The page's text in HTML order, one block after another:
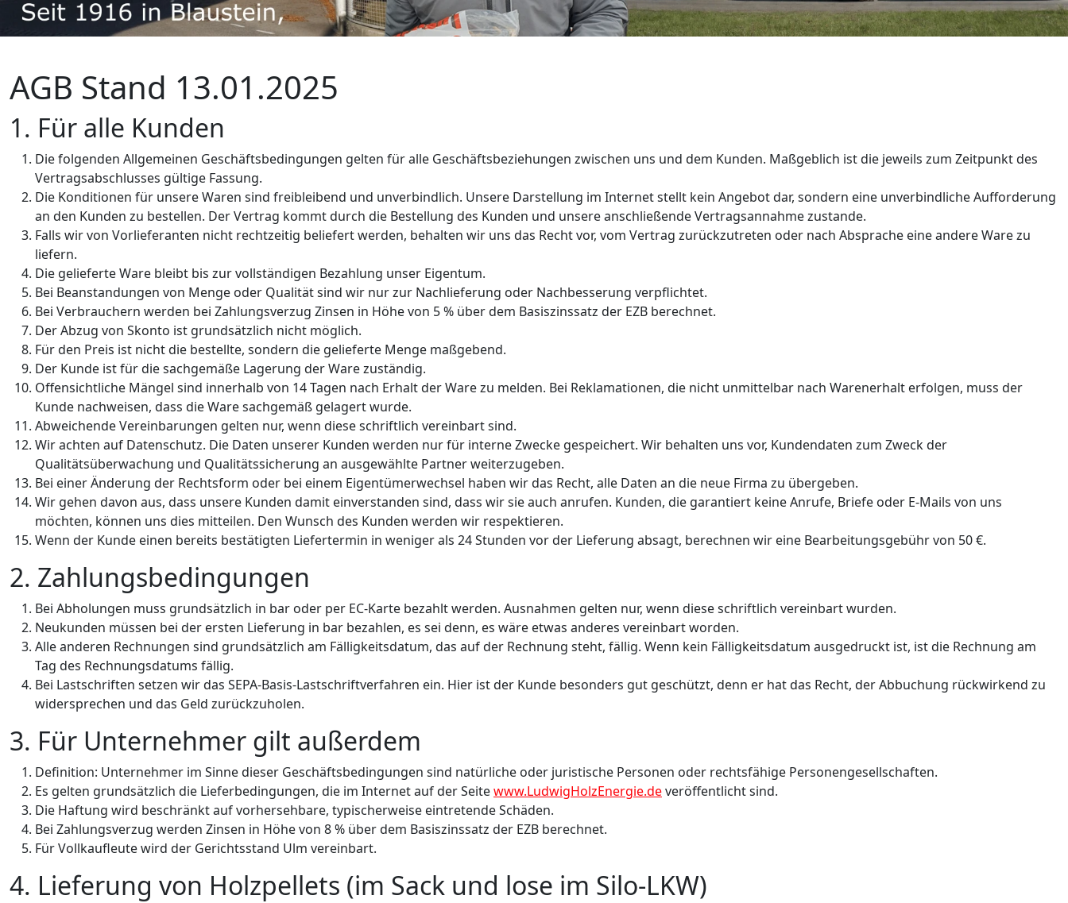
AGB Stand 13.01.2025
1. Für alle Kunden
Die folgenden Allgemeinen Geschäftsbedingungen gelten für alle Geschäftsbeziehungen zwischen uns und dem Kunden. Maßgeblich ist die jeweils zum Zeitpunkt des
Vertragsabschlusses gültige Fassung.
Die Konditionen für unsere Waren sind freibleibend und unverbindlich. Unsere Darstellung im Internet stellt kein Angebot dar, sondern eine unverbindliche Aufforderung
an den Kunden zu bestellen. Der Vertrag kommt durch die Bestellung des Kunden und unsere anschließende Vertragsannahme zustande.
Falls wir von Vorlieferanten nicht rechtzeitig beliefert werden, behalten wir uns das Recht vor, vom Vertrag zurückzutreten oder nach Absprache eine andere Ware zu
liefern.
Die gelieferte Ware bleibt bis zur vollständigen Bezahlung unser Eigentum.
Bei Beanstandungen von Menge oder Qualität sind wir nur zur Nachlieferung oder Nachbesserung verpflichtet.
Bei Verbrauchern werden bei Zahlungsverzug Zinsen in Höhe von 5 % über dem Basiszinssatz der EZB berechnet.
Der Abzug von Skonto ist grundsätzlich nicht möglich.
Für den Preis ist nicht die bestellte, sondern die gelieferte Menge maßgebend.
Der Kunde ist für die sachgemäße Lagerung der Ware zuständig.
Offensichtliche Mängel sind innerhalb von 14 Tagen nach Erhalt der Ware zu melden. Bei Reklamationen, die nicht unmittelbar nach Warenerhalt erfolgen, muss der
Kunde nachweisen, dass die Ware sachgemäß gelagert wurde.
Abweichende Vereinbarungen gelten nur, wenn diese schriftlich vereinbart sind.
Wir achten auf Datenschutz. Die Daten unserer Kunden werden nur für interne Zwecke gespeichert. Wir behalten uns vor, Kundendaten zum Zweck der
Qualitätsüberwachung und Qualitätssicherung an ausgewählte Partner weiterzugeben.
Bei einer Änderung der Rechtsform oder bei einem Eigentümerwechsel haben wir das Recht, alle Daten an die neue Firma zu übergeben.
Wir gehen davon aus, dass unsere Kunden damit einverstanden sind, dass wir sie auch anrufen. Kunden, die garantiert keine Anrufe, Briefe oder E-Mails von uns
möchten, können uns dies mitteilen. Den Wunsch des Kunden werden wir respektieren.
Wenn der Kunde einen bereits bestätigten Liefertermin in weniger als 24 Stunden vor der Lieferung absagt, berechnen wir eine Bearbeitungsgebühr von 50 €.
2. Zahlungsbedingungen
Bei Abholungen muss grundsätzlich in bar oder per EC-Karte bezahlt werden. Ausnahmen gelten nur, wenn diese schriftlich vereinbart wurden.
Neukunden müssen bei der ersten Lieferung in bar bezahlen, es sei denn, es wäre etwas anderes vereinbart worden.
Alle anderen Rechnungen sind grundsätzlich am Fälligkeitsdatum, das auf der Rechnung steht, fällig. Wenn kein Fälligkeitsdatum ausgedruckt ist, ist die Rechnung am
Tag des Rechnungsdatums fällig.
Bei Lastschriften setzen wir das SEPA-Basis-Lastschriftverfahren ein. Hier ist der Kunde besonders gut geschützt, denn er hat das Recht, der Abbuchung rückwirkend zu
widersprechen und das Geld zurückzuholen.
3. Für Unternehmer gilt außerdem
Definition: Unternehmer im Sinne dieser Geschäftsbedingungen sind natürliche oder juristische Personen oder rechtsfähige Personengesellschaften.
Es gelten grundsätzlich die Lieferbedingungen, die im Internet auf der Seitewww.LudwigHolzEnergie.deveröffentlicht sind.
Die Haftung wird beschränkt auf vorhersehbare, typischerweise eintretende Schäden.
Bei Zahlungsverzug werden Zinsen in Höhe von 8 % über dem Basiszinssatz der EZB berechnet.
Für Vollkaufleute wird der Gerichtsstand Ulm vereinbart.
4. Lieferung von Holzpellets (im Sack und lose im Silo-LKW)